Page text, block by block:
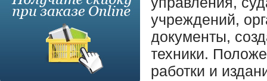
учреждений,
документы,
техники.
работки и